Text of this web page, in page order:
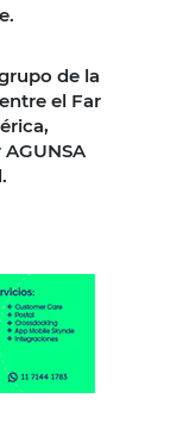
de la
el Far